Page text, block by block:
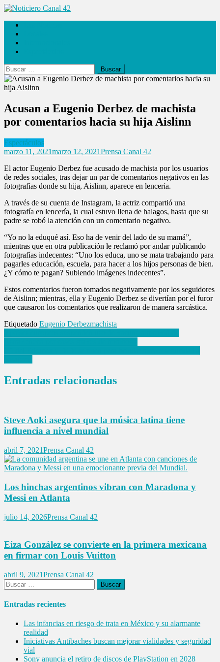
Saltar
contenido
Noticiero Canal 42
Buscar:
Acusan a Eugenio Derbez de machista
por comentarios hacia su hija Aislinn
Espectáculos
marzo 11, 2021marzo 12, 2021Prensa Canal 42
El actor Eugenio Derbez fue acusado de machista por los usuarios
de redes sociales, tras dejar un par de comentarios negativos en las
fotografías donde su hija, Aislinn, aparece en lencería.
A través de su cuenta de Instagram, la actriz compartió una
fotografía en lencería, la cual estuvo llena de halagos, hasta que su
padre se robó la atención con un comentario negativo.
“Yo no la eduqué así. Eso ha de venir del lado de su mamá”,
mientras que en otra publicación le reclamó por andar publicando
fotografías indecentes: “Uno los educa, uno se mata trabajando para
pagarles educación, escuela, para hacer a los hijos personas de bien.
¿Y cómo te pagan? Subiendo imágenes indecentes”.
Estos comentarios fueron tomados negativamente por los seguidores
de Aislinn; mientras, ella y Eugenio Derbez se divertían por el furor
que causaron los comentarios que realizaron de manera sarcástica.
Etiquetado Eugenio Derbezmachista
Navegación
de
entradas
Entradas relacionadas
Steve Aoki asegura que la música latina tiene
influencia a nivel mundial
abril 7, 2021Prensa Canal 42
Los hinchas argentinos vibran con Maradona y
Messi en Atlanta
julio 14, 2026Prensa Canal 42
Eiza González se convierte en la primera mexicana
en firmar con Louis Vuitton
abril 9, 2021Prensa Canal 42
Buscar:
Entradas recientes
Las infancias en riesgo de trata en México y su alarmante
realidad
Iniciativas Antibaches buscan mejorar vialidades y seguridad
vial
Sony anuncia el retiro de discos de PlayStation en 2028